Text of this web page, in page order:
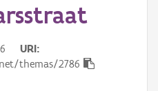
URI
themas/2786